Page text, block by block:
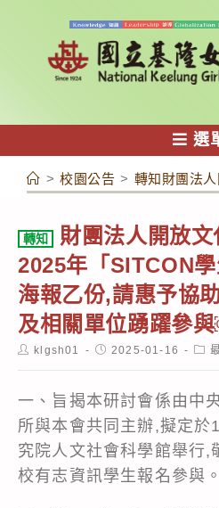
容
選
> 校園公告 > 轉知財團法
轉知
財團法人開放
2025年「SITCON學
海報乙份,請惠予協
及相關單位踴躍參
Postklgsh01
Post2025-01-16
Post
一、旨揭本研討會係由中
所與本會共同主辦,擬定
究院人文社會科學館舉行,
校有志資訊學生報名參與。